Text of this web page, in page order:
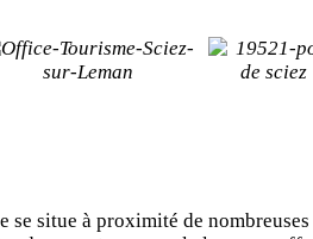
se situe à proximité de